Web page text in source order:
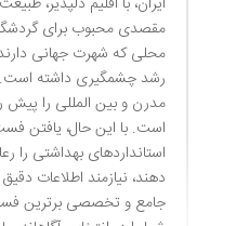
مقصدی محبوب برای
محلی که شهرت جهانی
رشد چشمگیری داشته است.
مدرن و بین المللی را پیش
است. با این حال، یافتن
استانداردهای بهداشتی را
دهند، نیازمند اطلاعات
جامع و تخصصی برترین